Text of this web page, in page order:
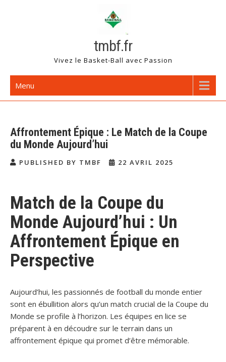
tmbf.fr
Vivez le Basket-Ball avec Passion
Menu
Affrontement Épique : Le Match de la Coupe
du Monde Aujourd’hui
PUBLISHED BY TMBF 22 AVRIL 2025
Match de la Coupe du
Monde Aujourd’hui : Un
Affrontement Épique en
Perspective
Aujourd’hui, les passionnés de football du monde entier
sont en ébullition alors qu’un match crucial de la Coupe du
Monde se profile à l’horizon. Les équipes en lice se
préparent à en découdre sur le terrain dans un
affrontement épique qui promet d’être mémorable.